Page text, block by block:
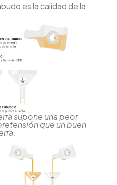
es la calidad de la
supone una peor
que un buen